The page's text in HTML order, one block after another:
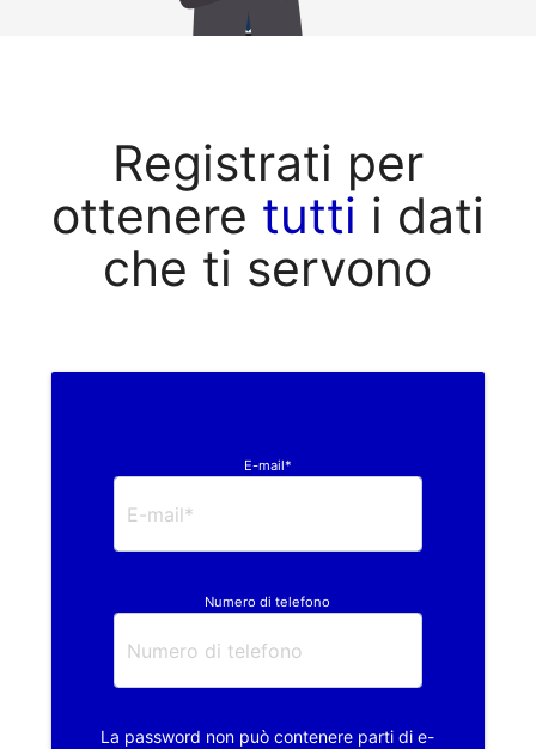
Registrati per
ottenere tutti i dati
che ti servono
E-mail*
Numero di telefono
La password non può contenere parti di e-